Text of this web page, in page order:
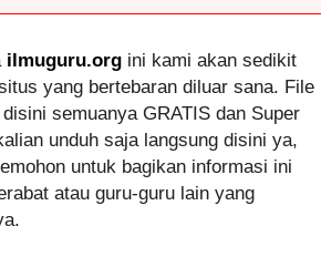
ilmuguru.org ini kami akan sedikit
yang bertebaran diluar sana. File
semuanya GRATIS dan Super
unduh saja langsung disini ya,
untuk bagikan informasi ini
atau guru-guru lain yang